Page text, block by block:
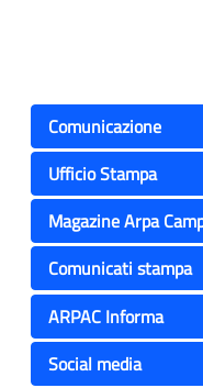
Comunicazione
Ufficio Stampa
Magazine Arpa
Comunicati stampa
ARPAC Informa
Social media